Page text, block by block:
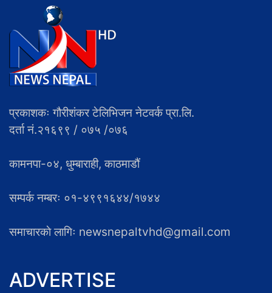
प्रकाशकः गौरीशंकर टेलिभिजन नेटवर्क प्रा.लि.
दर्ता नं.२१६९९ / ०७५ /०७६
कामनपा-०४, धुम्बाराही, काठमाडौं
सम्पर्क नम्बरः ०१-४९९१६४४/१७४४
समाचारकाे लागिः newsnepaltvhd@gmail.com
ADVERTISE